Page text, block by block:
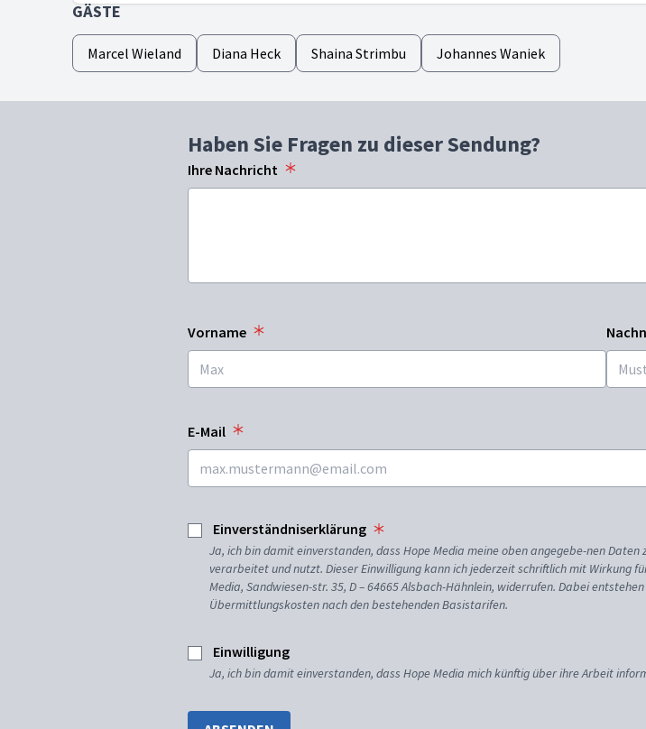
GÄSTE
Marcel Wieland Diana Heck Shaina Strimbu Johannes Waniek
Haben Sie Fragen zu dieser Sendung?
Ihre Nachricht
Vorname
E-Mail
Einverständniserklärung
Ja, ich bin damit einverstanden, dass Hope Media meine oben angegebe-nen
verarbeitet und nutzt. Dieser Einwilligung kann ich jederzeit schriftlich mit Wirkung
Media, Sandwiesen-str. 35, D – 64665 Alsbach-Hähnlein, widerrufen. Dabei
Übermittlungskosten nach den bestehenden Basistarifen.
Einwilligung
Ja, ich bin damit einverstanden, dass Hope Media mich künftig über ihre Arbeit